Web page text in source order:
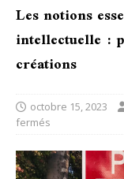
Les notions
intellectuelle :
créations
octobre 15, 2023
fermés